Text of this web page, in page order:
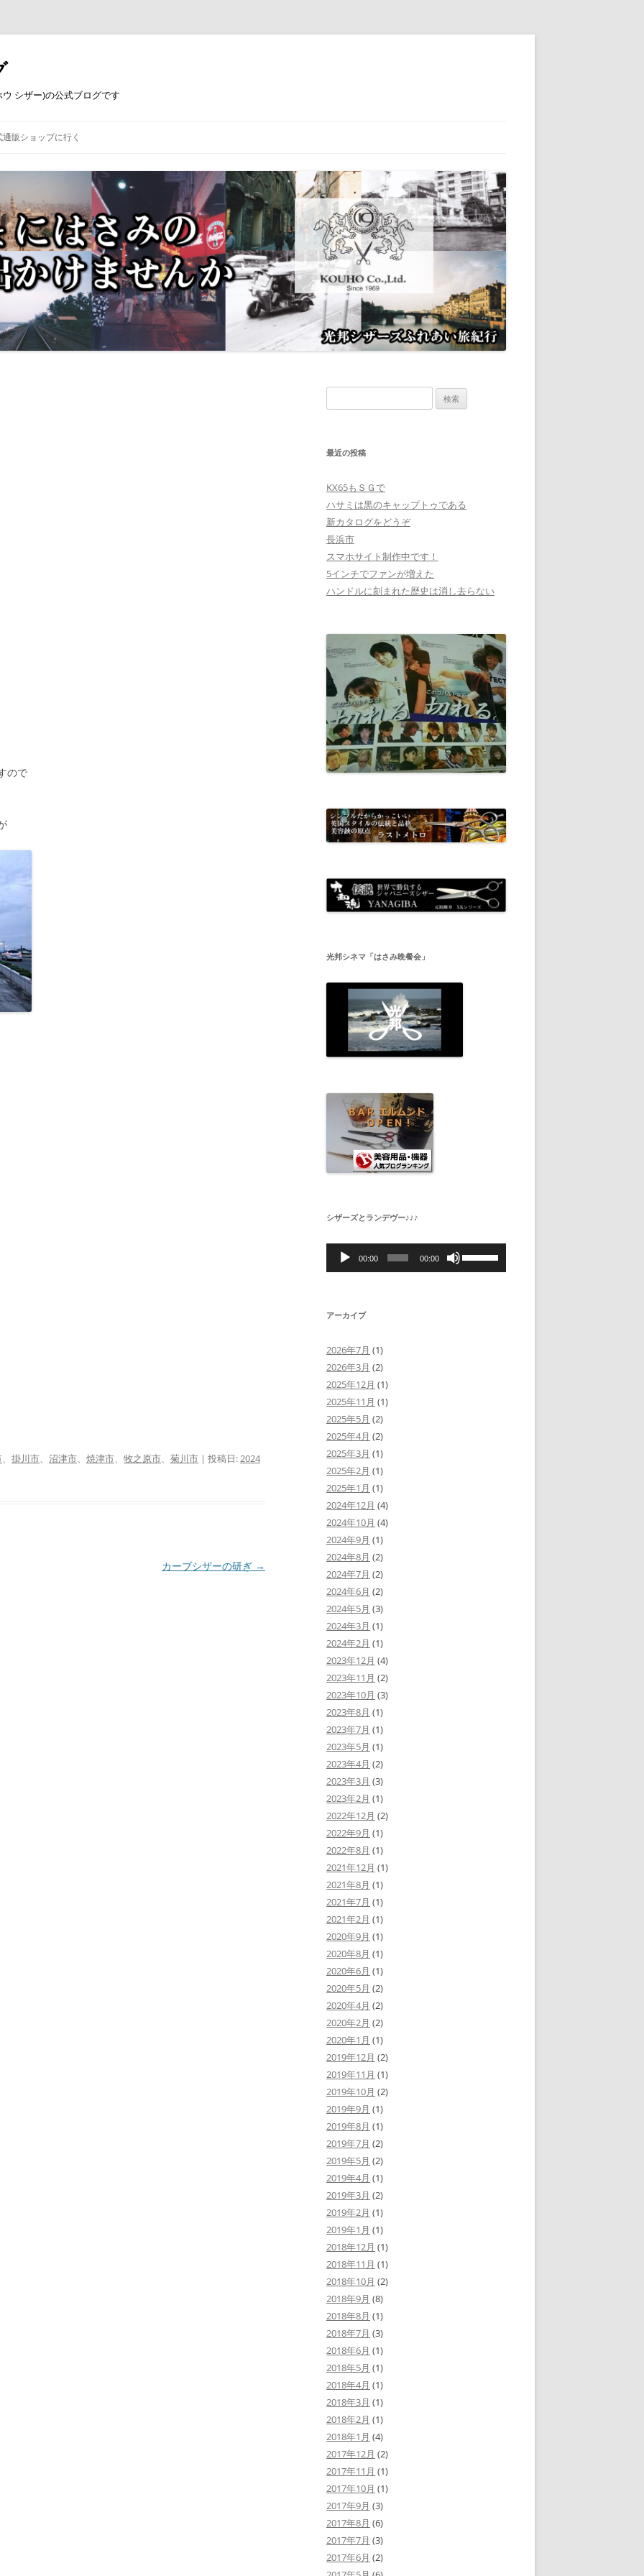
シザー)の公式ブログです
販ショップに行く
ので
掛川市 沼津市 焼津市 牧之原市 菊川市 | 投稿日: 2024
カーブシザーの研ぎ →
索:
最近の投稿
KX65もＳＧで
ハサミは黒のキャップトゥである
新カタログをどうぞ
長浜市
スマホサイト制作中です！
5インチでファンが増えた
ハンドルに刻まれた歴史は消し去らない
光邦シネマ「はさみ晩餐会」
シザーズとランデヴー♪♪♪
音
00:00 00:00
リ
アーカイブ
2026年7月 (1)
2026年3月 (2)
2025年12月 (1)
2025年11月 (1)
2025年5月 (2)
2025年4月 (2)
2025年3月 (1)
2025年2月 (1)
2025年1月 (1)
2024年12月 (4)
2024年10月 (4)
2024年9月 (1)
2024年8月 (2)
2024年7月 (2)
2024年6月 (2)
2024年5月 (3)
2024年3月 (1)
2024年2月 (1)
2023年12月 (4)
2023年11月 (2)
2023年10月 (3)
2023年8月 (1)
2023年7月 (1)
2023年5月 (1)
2023年4月 (2)
2023年3月 (3)
2023年2月 (1)
2022年12月 (2)
2022年9月 (1)
2022年8月 (1)
2021年12月 (1)
2021年8月 (1)
2021年7月 (1)
2021年2月 (1)
2020年9月 (1)
2020年8月 (1)
2020年6月 (1)
2020年5月 (2)
2020年4月 (2)
2020年2月 (2)
2020年1月 (1)
2019年12月 (2)
2019年11月 (1)
2019年10月 (2)
2019年9月 (1)
2019年8月 (1)
2019年7月 (2)
2019年5月 (2)
2019年4月 (1)
2019年3月 (2)
2019年2月 (1)
2019年1月 (1)
2018年12月 (1)
2018年11月 (1)
2018年10月 (2)
2018年9月 (8)
2018年8月 (1)
2018年7月 (3)
2018年6月 (1)
2018年5月 (1)
2018年4月 (1)
2018年3月 (1)
2018年2月 (1)
2018年1月 (4)
2017年12月 (2)
2017年11月 (1)
2017年10月 (1)
2017年9月 (3)
2017年8月 (6)
2017年7月 (3)
2017年6月 (2)